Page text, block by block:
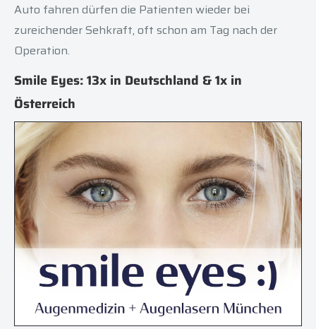
Auto fahren dürfen die Patienten wieder bei
zureichender Sehkraft, oft schon am Tag nach der
Operation.
Smile Eyes: 13x in Deutschland & 1x in
Österreich